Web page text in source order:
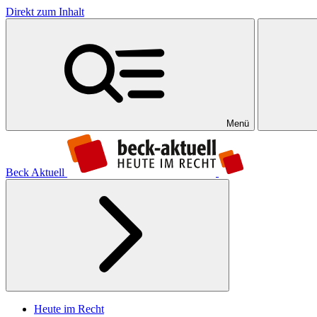
Direkt zum Inhalt
Menü
Beck Aktuell
Heute im Recht